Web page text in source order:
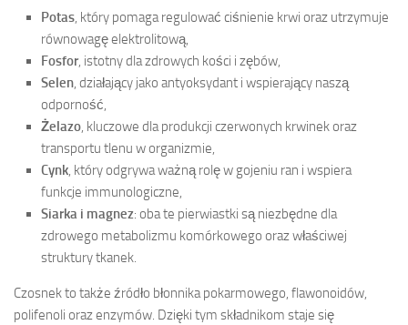
Potas, który pomaga regulować ciśnienie krwi oraz utrzymuje
równowagę elektrolitową,
Fosfor, istotny dla zdrowych kości i zębów,
Selen, działający jako antyoksydant i wspierający naszą
odporność,
Żelazo, kluczowe dla produkcji czerwonych krwinek oraz
transportu tlenu w organizmie,
Cynk, który odgrywa ważną rolę w gojeniu ran i wspiera
funkcje immunologiczne,
Siarka i magnez: oba te pierwiastki są niezbędne dla
zdrowego metabolizmu komórkowego oraz właściwej
struktury tkanek.
Czosnek to także źródło błonnika pokarmowego, flawonoidów,
polifenoli oraz enzymów. Dzięki tym składnikom staje się